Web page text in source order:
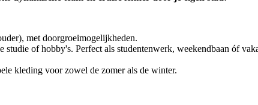
met doorgroeimogelijkheden.
of hobby's. Perfect als studentenwerk, weekendbaan óf
kleding voor zowel de zomer als de winter.